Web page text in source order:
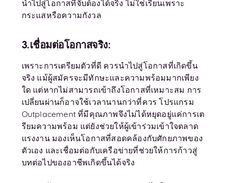
นำไปสู่โอกาสที่จับต้องได้จริง ไม่ใช่เรียนเพราะ
กระแสหรือความกังวล
3.เชื่อมต่อโอกาสจริง:
เพราะการเตรียมตัวที่ดี ควรนำไปสู่โอกาสที่เกิดขึ้น
จริง แม้ผู้สมัครจะมีทักษะและความพร้อมมากเพียง
ใด แต่หากไม่สามารถเข้าถึงโอกาสที่เหมาะสม การ
เปลี่ยนผ่านก็อาจใช้เวลานานกว่าที่ควร โปรแกรม
Outplacement ที่มีคุณภาพจึงไม่ได้หยุดอยู่แค่การเต
รียมความพร้อม แต่ยังช่วยให้ผู้เข้าร่วมเข้าใจตลาด
แรงงาน มองเห็นโอกาสที่สอดคล้องกับศักยภาพของ
ตัวเอง และเชื่อมต่อกับเครือข่ายที่ช่วยให้การก้าวสู่
บทต่อไปของอาชีพเกิดขึ้นได้จริง